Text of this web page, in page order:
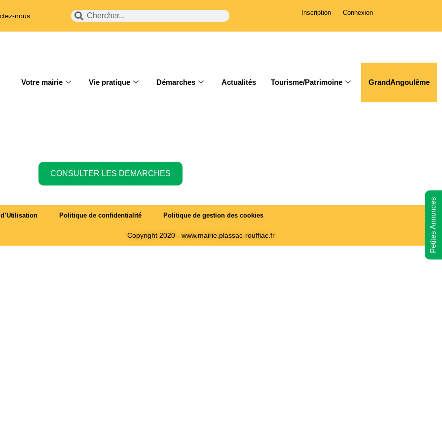
nous Inscription Connexion
Votre mairie Vie pratique Démarches Actualités Tourisme/Patrimoine GrandAngoulême
CONSULTER LES DEMARCHES
Politique de confidentialité Politique de gestion des cookies
Copyright 2020 - www.mairie.plassac-rouffiac.fr Petites Annonces